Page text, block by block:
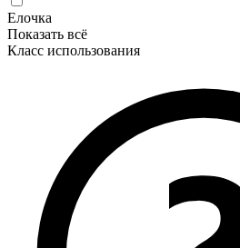
Елочка
Показать всё
Класс использования